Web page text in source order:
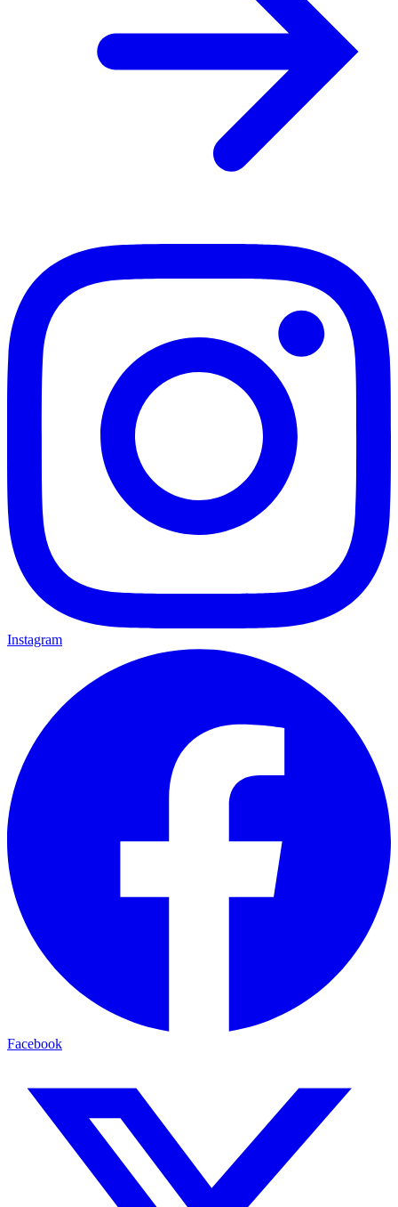
Instagram
Facebook